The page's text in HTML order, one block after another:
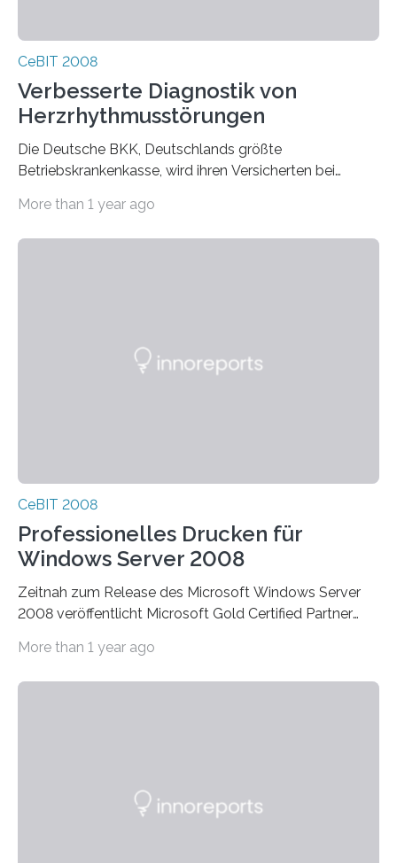
CeBIT 2008
Verbesserte Diagnostik von
Herzrhythmusstörungen
Die Deutsche BKK, Deutschlands größte
Betriebskrankenkasse, wird ihren Versicherten bei
telemedizinische…
More than 1 year ago
CeBIT 2008
Professionelles Drucken für
Windows Server 2008
Zeitnah zum Release des Microsoft Windows Server
2008 veröffentlicht Microsoft Gold Certified Partner
More than 1 year ago